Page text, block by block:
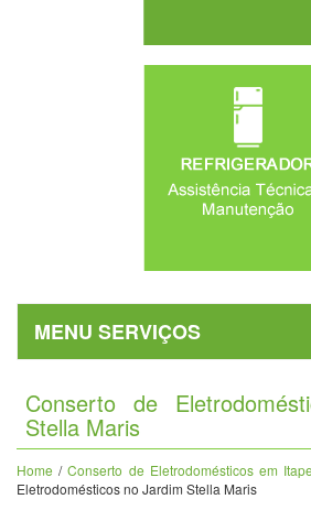
MENU SERVIÇOS
Conserto de
Stella Maris
Home /Conserto de Eletrodomésticos em
Eletrodomésticos no Jardim Stella Maris